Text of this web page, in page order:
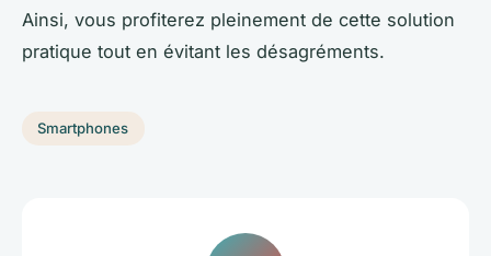
Ainsi, vous profiterez pleinement de cette solution
pratique tout en évitant les désagréments.
Smartphones